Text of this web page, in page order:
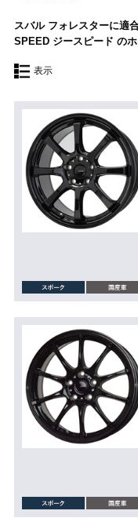
スバル フォレスターに適
SPEED ジースピード の
表示